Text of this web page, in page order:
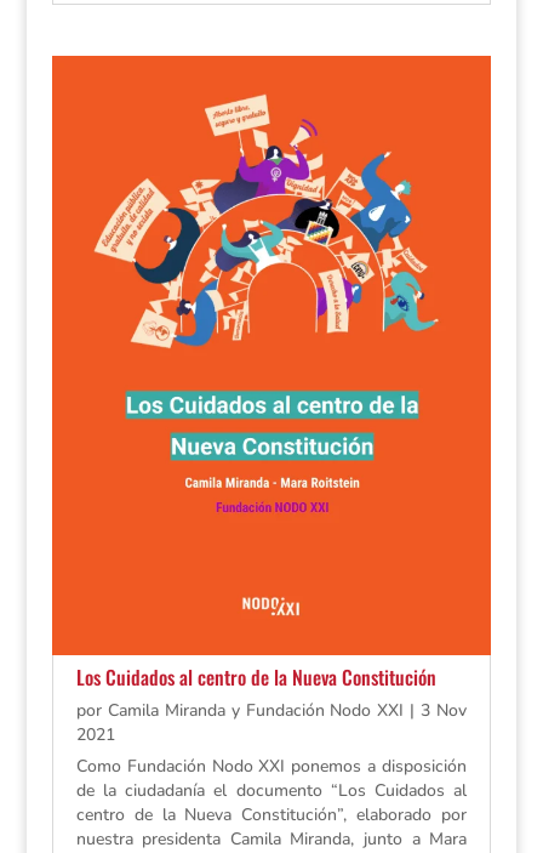
Los Cuidados al centro de la Nueva Constitución
por Camila Miranda y Fundación Nodo XXI |3 Nov
2021
Como Fundación Nodo XXI ponemos a disposición
de la ciudadanía el documento “Los Cuidados al
centro de la Nueva Constitución”, elaborado por
nuestra presidenta Camila Miranda, junto a Mara